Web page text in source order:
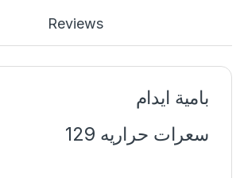
Reviews
بامية ايدام
سعرات حراريه 129